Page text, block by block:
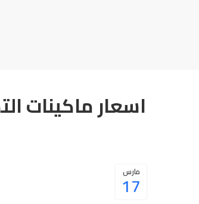
اسعار ماكينات التصوير 2023 جميع انواعها
17
مارس